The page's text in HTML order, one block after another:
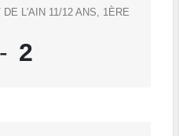
DE L'AIN 11/12 ANS, 1ÈRE
- 2